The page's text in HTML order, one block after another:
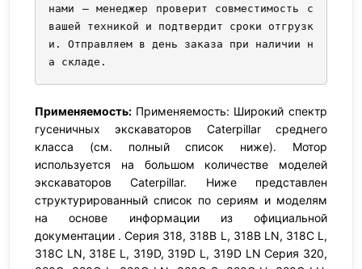
нами — менеджер проверит совместимость с
вашей техникой и подтвердит сроки отгрузк
и. Отправляем в день заказа при наличии н
а складе.
Применяемость: Применяемость: Широкий спектр
гусеничных экскаваторов Caterpillar среднего
класса (см. полный список ниже). Мотор
используется на большом количестве моделей
экскаваторов Caterpillar. Ниже представлен
структурированный список по сериям и моделям
на основе информации из официальной
документации . Серия 318, 318B L, 318B LN, 318C L,
318C LN, 318E L, 319D, 319D L, 319D LN Серия 320,